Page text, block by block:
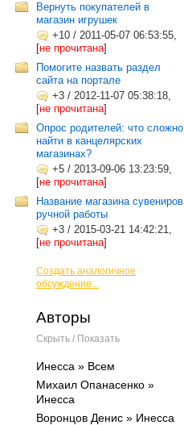
Вернуть покупателей в
магазин игрушек
+10 / 2011-05-07 06:53:55,
[не прочитана]
Помогите назвать раздел
сайта на портале
+3 / 2012-11-07 05:38:18,
[не прочитана]
Опрос родителей: что сложно
найти в канцелярских
магазинах?
+5 / 2013-09-06 13:23:59,
[не прочитана]
Название магазина сувениров
ручной работы
+3 / 2015-03-21 14:42:21,
[не прочитана]
Создать аналогичное
обсуждение...
Авторы
Скрыть / Показать
Инесса » Всем
Михаил Опанасенко »
Инесса
Воронцов Денис » Инесса